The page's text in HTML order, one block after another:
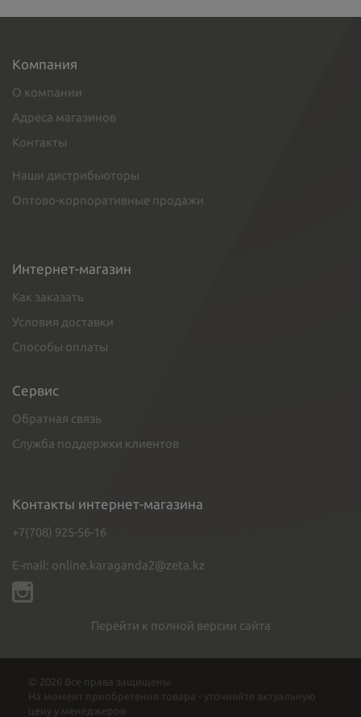
Компания
О компании
Адреса магазинов
Контакты
Наши дистрибьюторы
Оптово-корпоративные продажи
Интернет-магазин
Как заказать
Условия доставки
Способы оплаты
Сервис
Обратная связь
Служба поддержки клиентов
Контакты интернет-магазина
+7(708) 925-56-16
E-mail: online.karaganda2@zeta.kz
Перейти к полной версии сайта
© 2026 Все права защищены
На момент приобретения товара - уточняйте актуальную
цену у менеджеров